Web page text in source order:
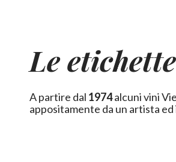
Le
A partire dal 1974alcuni vini
appositamente da un artista